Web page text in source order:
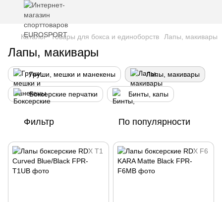
Каталог Товары для бокса и единоборств Лапы, макивары
Лапы, макивары
Груши, мешки и манекены Лапы, макивары
Боксерские перчатки Бинты, капы
Фильтр По популярности